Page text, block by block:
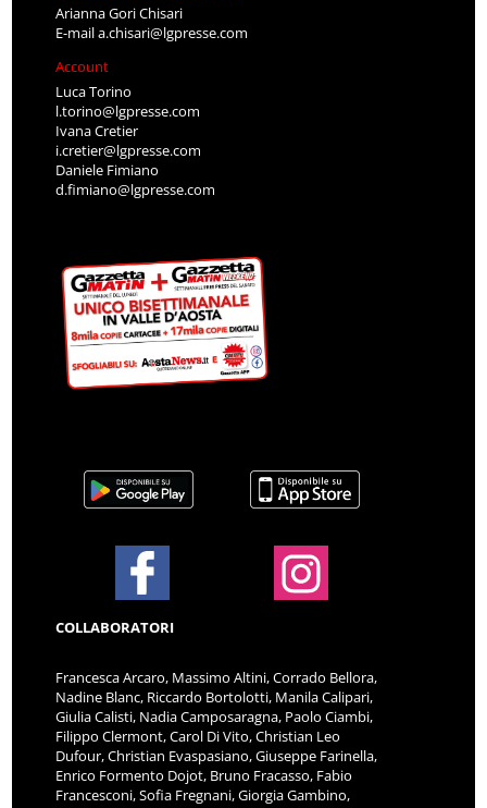
Arianna Gori Chisari
E-maila.chisari@lgpresse.com
Account
Luca Torino
l.torino@lgpresse.com
Ivana Cretier
i.cretier@lgpresse.com
Daniele Fimiano
d.fimiano@lgpresse.com
COLLABORATORI
Francesca Arcaro, Massimo Altini, Corrado Bellora,
Nadine Blanc, Riccardo Bortolotti, Manila Calipari,
Giulia Calisti, Nadia Camposaragna, Paolo Ciambi,
Filippo Clermont, Carol Di Vito, Christian Leo
Dufour, Christian Evaspasiano, Giuseppe Farinella,
Enrico Formento Dojot, Bruno Fracasso, Fabio
Francesconi, Sofia Fregnani, Giorgia Gambino,